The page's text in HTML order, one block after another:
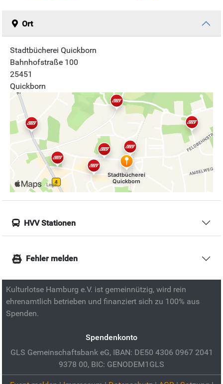
Ort
Stadtbücherei Quickborn
Bahnhofstraße 100
25451
Quickborn
HVV Stationen
Fehler melden
Kulturlotse Hamburg e.V. ist gemeinnützig, wird rein
ehrenamtlich betrieben und finanziert sich zu 100% aus
Spenden.
Spendenkonto
GLS Gemeinschaftsbank eG, IBAN: DE50 4306 0967 2041
9378 00, BIC: GENODEM1GLS